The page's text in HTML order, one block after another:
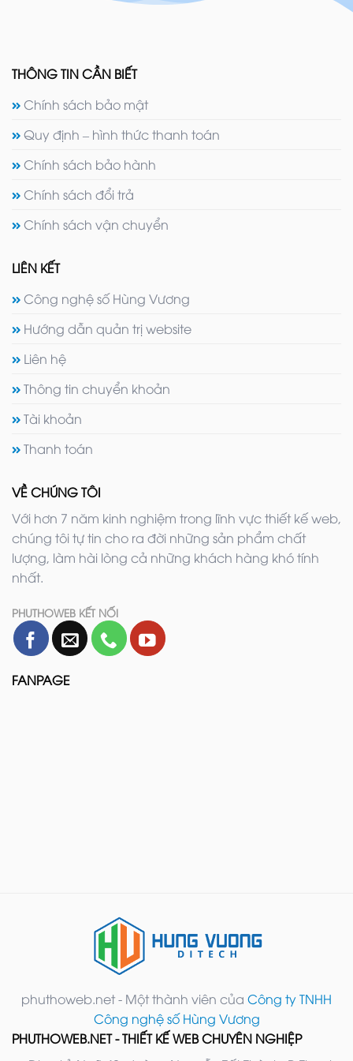
THÔNG TIN CẦN BIẾT
Chính sách bảo mật
Quy định – hình thức thanh toán
Chính sách bảo hành
Chính sách đổi trả
Chính sách vận chuyển
LIÊN KẾT
Công nghệ số Hùng Vương
Hướng dẫn quản trị website
Liên hệ
Thông tin chuyển khoản
Tài khoản
Thanh toán
VỀ CHÚNG TÔI
Với hơn 7 năm kinh nghiệm trong lĩnh vực thiết kế web,
chúng tôi tự tin cho ra đời những sản phẩm chất
lượng, làm hài lòng cả những khách hàng khó tính
nhất.
PHUTHOWEB KẾT NỐI
FANPAGE
phuthoweb.net - Một thành viên của Công ty TNHH
Công nghệ số Hùng Vương
PHUTHOWEB.NET - THIẾT KẾ WEB CHUYÊN NGHIỆP